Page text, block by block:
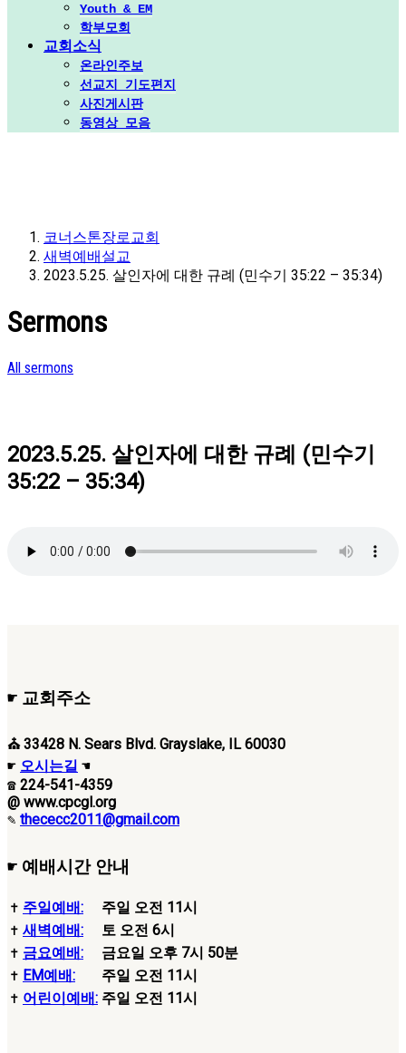
Youth & EM
학부모회
교회소식
온라인주보
선교지 기도편지
사진게시판
동영상 모음
코너스톤장로교회
새벽예배설교
2023.5.25. 살인자에 대한 규례 (민수기 35:22 – 35:34)
Sermons
All sermons
2023.5.25. 살인자에 대한 규례 (민수기
35:22 – 35:34)
☛ 교회주소
⛪ 33428 N. Sears Blvd. Grayslake, IL 60030
☛ 오시는길 ☚
☎ 224-541-4359
@ www.cpcgl.org
✎ thececc2011@gmail.com
☛ 예배시간 안내
✝ 주일예배:
주일 오전 11시
✝ 새벽예배:
토 오전 6시
✝ 금요예배:
금요일 오후 7시 50분
✝ EM예배:
주일 오전 11시
✝ 어린이예배: 주일 오전 11시